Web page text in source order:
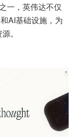
一，英伟达不仅
AI基础设施，为
。